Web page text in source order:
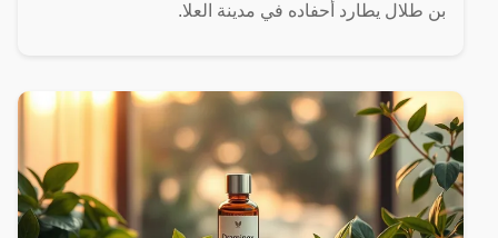
بن طلال يطارد أحفاده في مدينة العلا.